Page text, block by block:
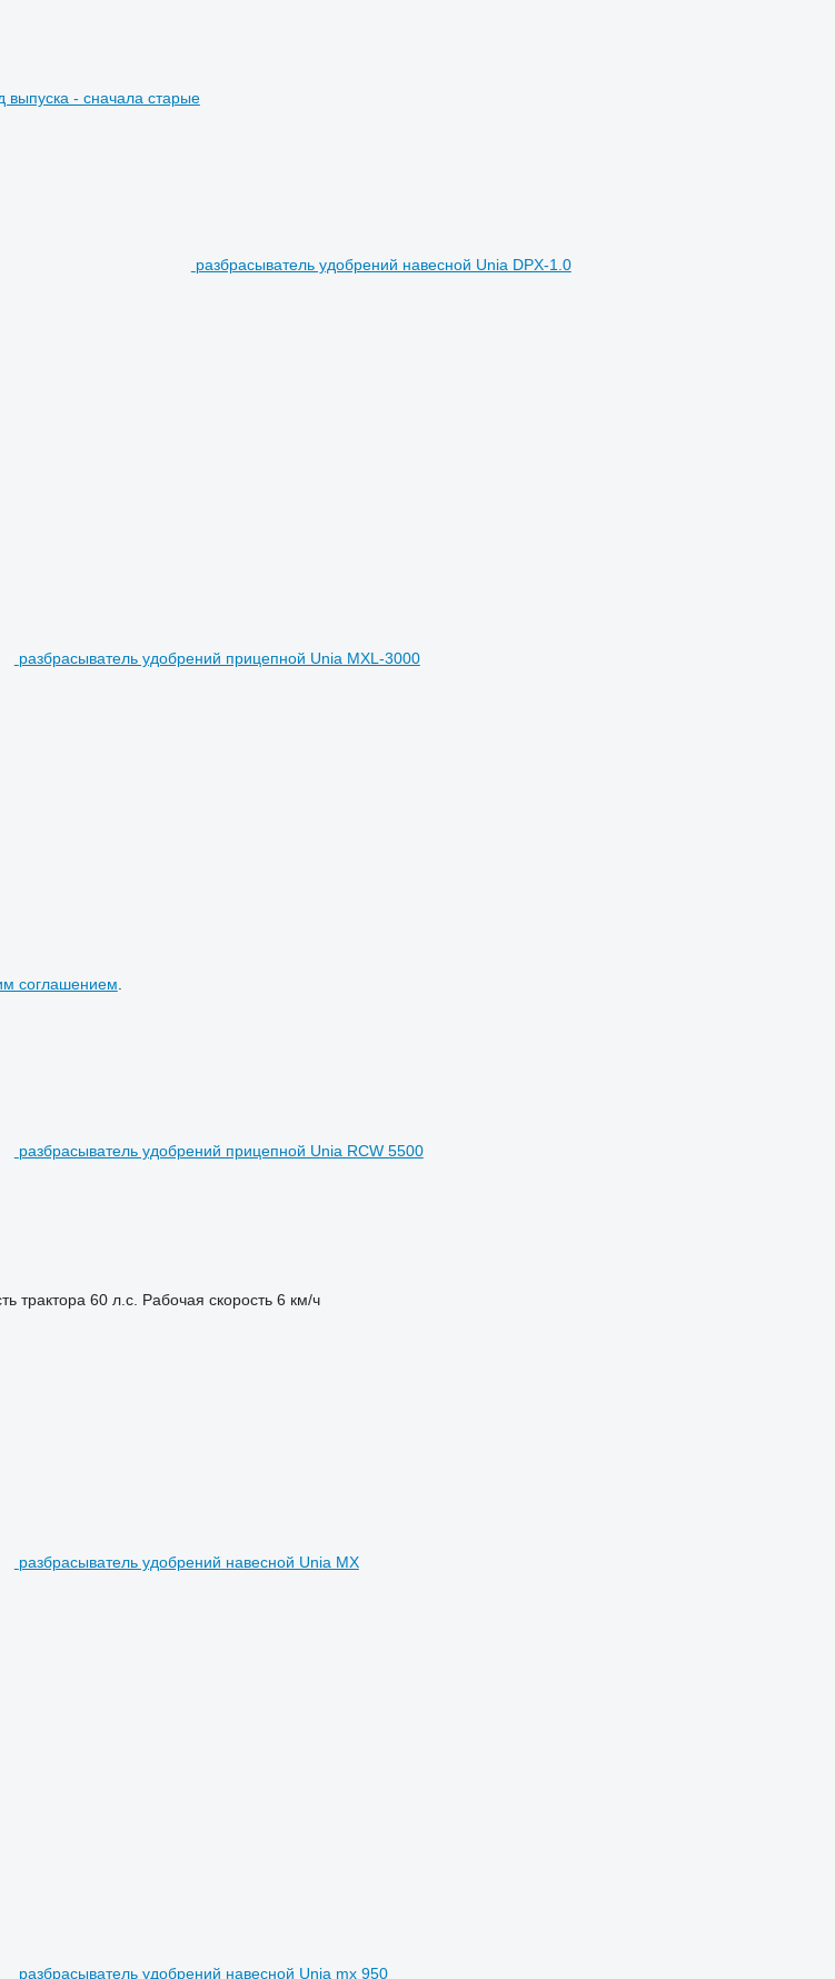
выпуска - сначала старые
разбрасыватель удобрений навесной Unia DPX-1.0
разбрасыватель удобрений прицепной Unia MXL-3000
соглашением
разбрасыватель удобрений прицепной Unia RCW 5500
трактора 60 л.с. Рабочая скорость 6 км/ч
разбрасыватель удобрений навесной Unia MX
разбрасыватель удобрений навесной Unia mx 950